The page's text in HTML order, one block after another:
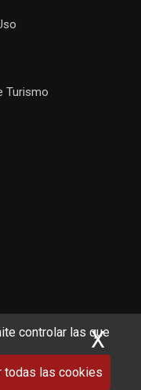
controlar las que
todas las cookies
X
Turismo